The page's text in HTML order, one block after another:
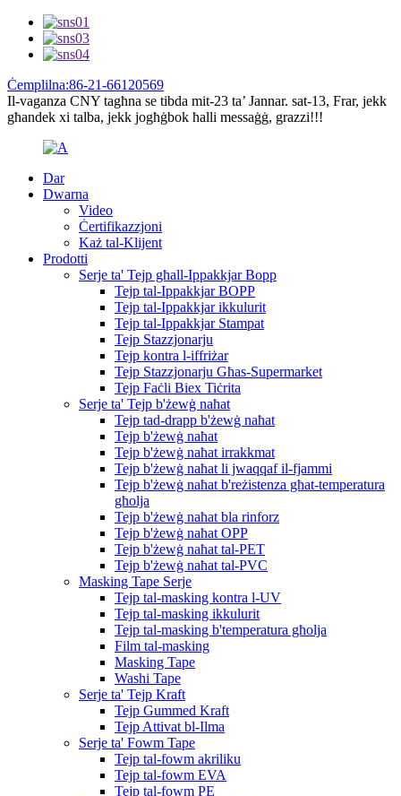
Ċemplilna:86-21-66120569
Il-vaganza CNY tagħna se tibda mit-23 ta’ Jannar. sat-13, Frar, jekk
għandek xi talba, jekk jogħġbok ħalli messaġġ, grazzi!!!
Dar
Dwarna
Video
Ċertifikazzjoni
Każ tal-Klijent
Prodotti
Serje ta' Tejp għall-Ippakkjar Bopp
Tejp tal-Ippakkjar BOPP
Tejp tal-Ippakkjar ikkulurit
Tejp tal-Ippakkjar Stampat
Tejp Stazzjonarju
Tejp kontra l-iffriżar
Tejp Stazzjonarju Għas-Supermarket
Tejp Faċli Biex Tiċrita
Serje ta' Tejp b'żewġ naħat
Tejp tad-drapp b'żewġ naħat
Tejp b'żewġ naħat
Tejp b'żewġ naħat irrakkmat
Tejp b'żewġ naħat li jwaqqaf il-fjammi
Tejp b'żewġ naħat b'reżistenza għat-temperatura
għolja
Tejp b'żewġ naħat bla rinforz
Tejp b'żewġ naħat OPP
Tejp b'żewġ naħat tal-PET
Tejp b'żewġ naħat tal-PVC
Masking Tape Serje
Tejp tal-masking kontra l-UV
Tejp tal-masking ikkulurit
Tejp tal-masking b'temperatura għolja
Film tal-masking
Masking Tape
Washi Tape
Serje ta' Tejp Kraft
Tejp Gummed Kraft
Tejp Attivat bl-Ilma
Serje ta' Fowm Tape
Tejp tal-fowm akriliku
Tejp tal-fowm EVA
Tejp tal-fowm PE